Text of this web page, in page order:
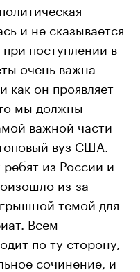
и не сказывается
поступлении в
очень важна
как он проявляет
мы должны
важной части
вуз США.
из России и
из-за
темой для
Всем
по ту сторону,
сочинение, и